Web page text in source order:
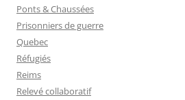
Ponts & Chaussées
Prisonniers de guerre
Quebec
Réfugiés
Reims
Relevé collaboratif